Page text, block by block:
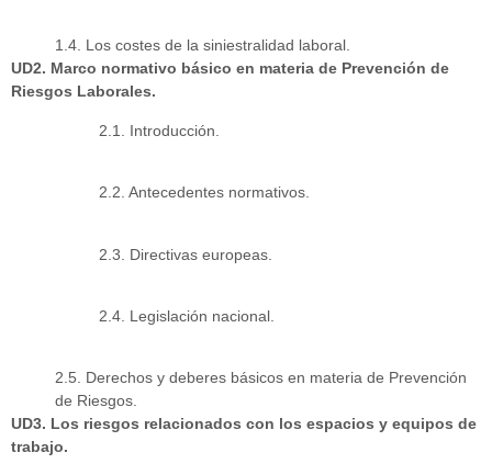
1.4. Los costes de la siniestralidad laboral.
UD2. Marco normativo básico en materia de Prevención de
Riesgos Laborales.
2.1. Introducción.
2.2. Antecedentes normativos.
2.3. Directivas europeas.
2.4. Legislación nacional.
2.5. Derechos y deberes básicos en materia de Prevención
de Riesgos.
UD3. Los riesgos relacionados con los espacios y equipos de
trabajo.